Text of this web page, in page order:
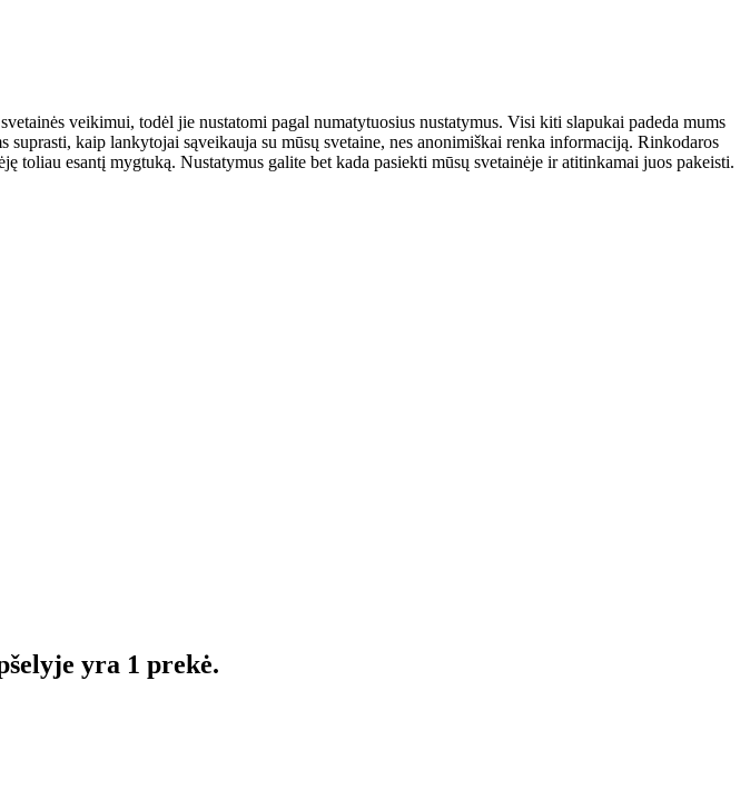
veikimui, todėl jie nustatomi pagal numatytuosius nustatymus. Visi kiti slapukai padeda mums
kaip lankytojai sąveikauja su mūsų svetaine, nes anonimiškai renka informaciją. Rinkodaros
toliau esantį mygtuką. Nustatymus galite bet kada pasiekti mūsų svetainėje ir atitinkamai juos pakeisti.
yra 1 prekė.